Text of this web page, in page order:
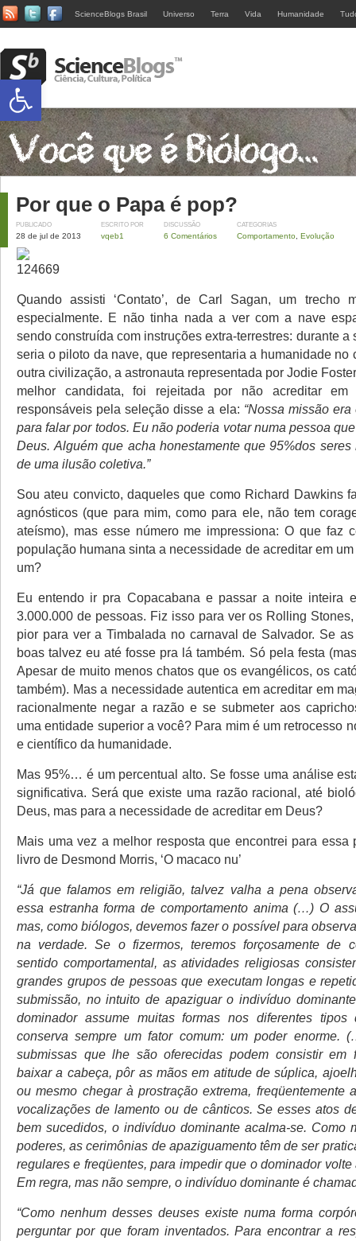
ScienceBlogs Brasil Universo Terra Vida Humanidade
Por que o Papa é pop?
PUBLICADO
28 de jul de 2013
ESCRITO POR
vqeb1
DISCUSSÃO
6 Comentários
CATEGORIAS
Comportamento Evolução
Quando assisti ‘Contato’, de Carl Sagan, um trecho
especialmente. E não tinha nada a ver com a nave
sendo construída com instruções extra-terrestres: durante a
seria o piloto da nave, que representaria a humanidade no
outra civilização, a astronauta representada por Jodie
melhor candidata, foi rejeitada por não acreditar
responsáveis pela seleção disse a ela: “Nossa missão
para falar por todos. Eu não poderia votar numa pessoa
Deus. Alguém que acha honestamente que 95%dos seres
de uma ilusão coletiva.”
Sou ateu convicto, daqueles que como Richard Dawkins
agnósticos (que para mim, como para ele, não tem
ateísmo), mas esse número me impressiona: O que faz
população humana sinta a necessidade de acreditar em
um?
Eu entendo ir pra Copacabana e passar a noite inteira
3.000.000 de pessoas. Fiz isso para ver os Rolling
pior para ver a Timbalada no carnaval de Salvador. Se
boas talvez eu até fosse pra lá também. Só pela festa
Apesar de muito menos chatos que os evangélicos, os
também). Mas a necessidade autentica em acreditar em
racionalmente negar a razão e se submeter aos
uma entidade superior a você? Para mim é um retrocesso
e científico da humanidade.
Mas 95%… é um percentual alto. Se fosse uma análise
significativa. Será que existe uma razão racional, até
Deus, mas para a necessidade de acreditar em Deus?
Mais uma vez a melhor resposta que encontrei para essa
livro de Desmond Morris, ‘O macaco nu’
“Já que falamos em religião, talvez valha a pena
essa estranha forma de comportamento anima (…) O
mas, como biólogos, devemos fazer o possível para
na verdade. Se o fizermos, teremos forçosamente de
sentido comportamental, as atividades religiosas
grandes grupos de pessoas que executam longas e
submissão, no intuito de apaziguar o indivíduo
dominador assume muitas formas nos diferentes tipos
conserva sempre um fator comum: um poder enorme.
submissas que lhe são oferecidas podem consistir em
baixar a cabeça, pôr as mãos em atitude de súplica,
ou mesmo chegar à prostração extrema, freqüentemente
vocalizações de lamento ou de cânticos. Se esses atos
bem sucedidos, o indivíduo dominante acalma-se. Como
poderes, as cerimônias de apaziguamento têm de ser
regulares e freqüentes, para impedir que o dominador volte
Em regra, mas não sempre, o indivíduo dominante é
“Como nenhum desses deuses existe numa forma
perguntar por que foram inventados. Para encontrar a
Abrir a barra de ferramentas